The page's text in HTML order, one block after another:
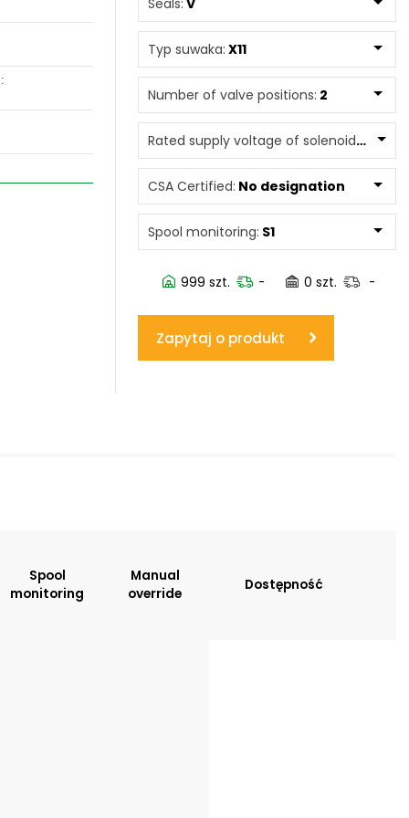
www.powerhydraulics.eu
Engineering for motion
Seals: V
Typ suwaka: X11
Number of valve positions: 2
Rated supply voltage of solenoids:
CSA Certified: No designation
Spool monitoring: S1
999 szt. - 0 szt. -
Zapytaj o produkt
Spool
monitoring
Manual
override
Dostępność